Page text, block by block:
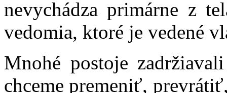
nevychádza primárne z
vedomia, ktoré je vedené
Mnohé postoje
chceme premeniť,